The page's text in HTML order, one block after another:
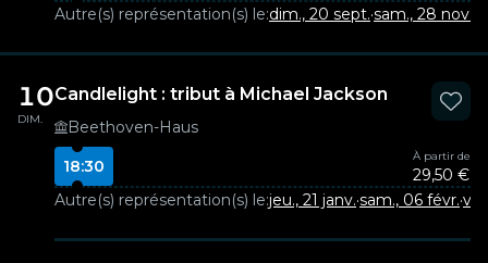
Autre(s) représentation(s) le:dim., 20 sept.·sam., 28 nov.
10
DIM.
Candlelight : tribut à Michael Jackson
Beethoven-Haus
18:30
À partir de
29,50 €
Autre(s) représentation(s) le:jeu., 21 janv.·sam., 06 févr.·